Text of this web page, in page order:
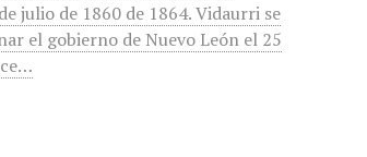
julio de 1860 de 1864. Vidaurri se
el gobierno de Nuevo León el 25